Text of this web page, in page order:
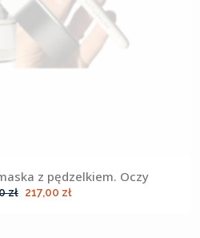
z pędzelkiem. Oczy
zł Pierwotna
cena
217,00 złAktualna